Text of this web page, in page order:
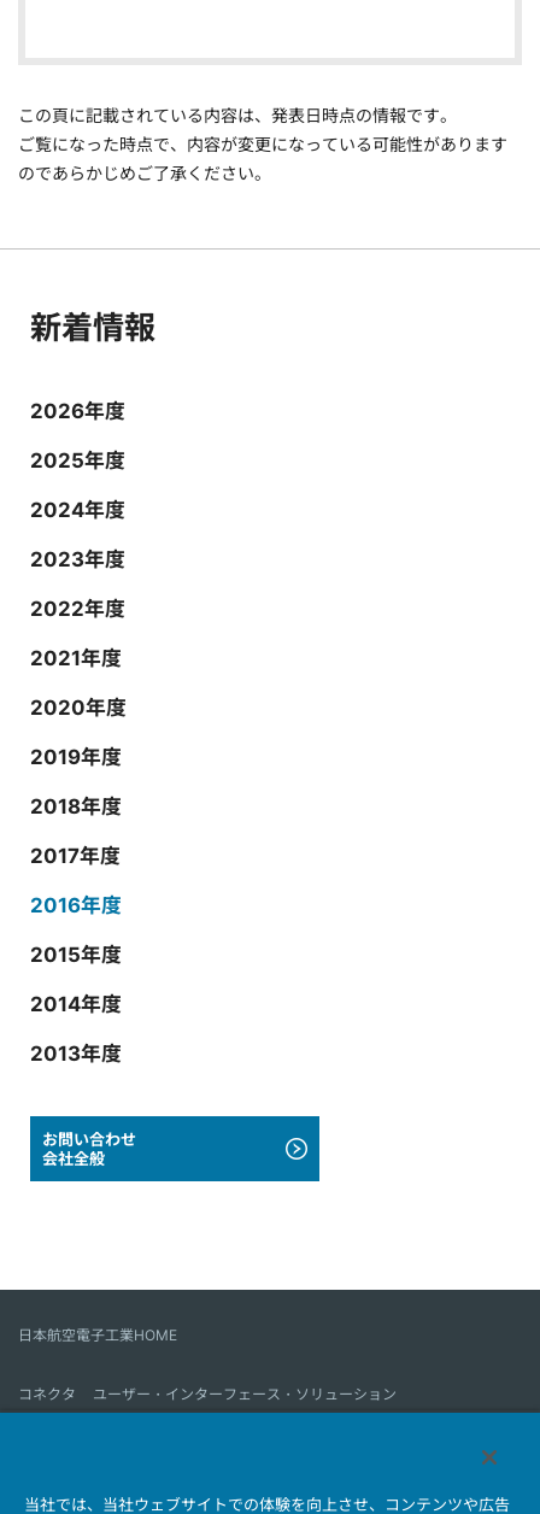
この頁に記載されている内容は、発表日時点の情報です。
ご覧になった時点で、内容が変更になっている可能性があります
のであらかじめご了承ください。
新着情報
2026年度
2025年度
2024年度
2023年度
2022年度
2021年度
2020年度
2019年度
2018年度
2017年度
2016年度
2015年度
2014年度
2013年度
お問い合わせ
会社全般
日本航空電子工業HOME
コネクタ
ユーザー・インターフェース・ソリューション
当社では、当社ウェブサイトでの体験を向上させ、コンテンツや広告